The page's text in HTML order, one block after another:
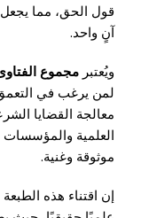
قول الحق، مما يجعل
آنٍ واحد.
ويُعتبر مجموع
لمن يرغب في
معالجة القضايا
العلمية والمؤسسات
موثوقة وغنية.
إن اقتناء هذه الطبعة (37/1)